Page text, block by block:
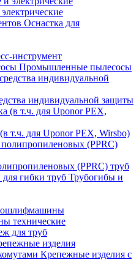
Оснастка для
инструмент
Промышленные пылесосы
индивидуальной защиты
т.ч. для Uponor PEX, Wirsbo)
(PPRC) труб
Трубогибы и
технические
для труб
изделия
Крепежные изделия с